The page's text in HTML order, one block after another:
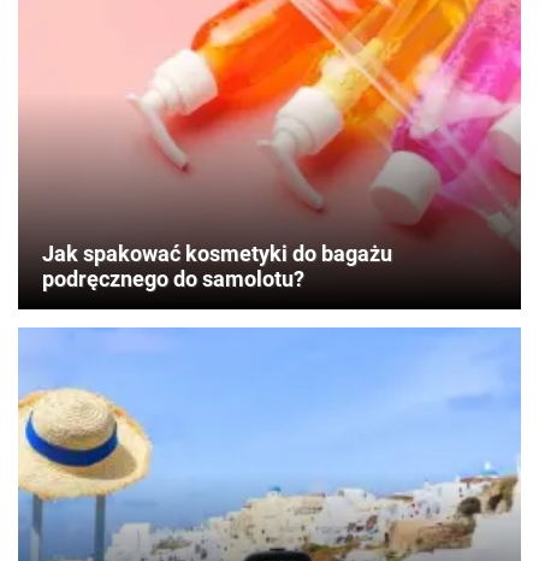
Jak spakować kosmetyki do bagażu
podręcznego do samolotu?